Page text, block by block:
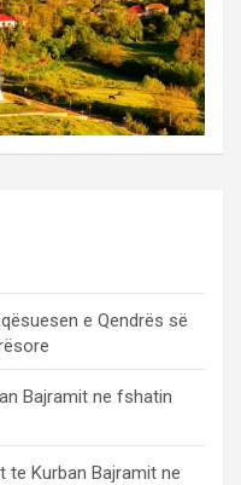
e Qendrës së
Bajramit ne fshatin
te Kurban Bajramit ne